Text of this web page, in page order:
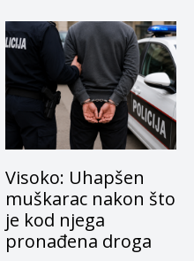
Visoko: Uhapšen
muškarac nakon što
je kod njega
pronađena droga